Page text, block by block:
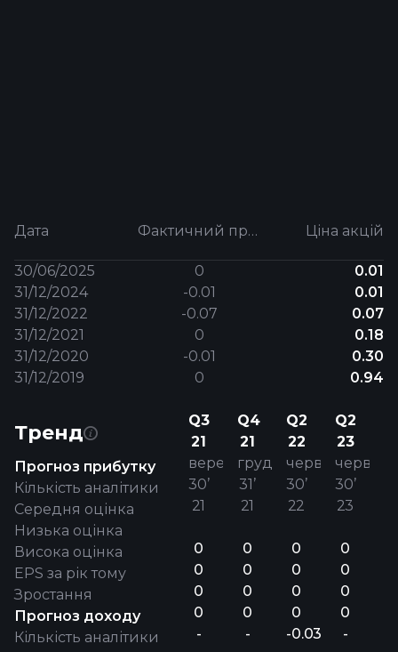
Дата Фактичний прибуток на акцію Ціна акцій
30/06/2025 0
0.01
31/12/2024
-0.01
0.01
31/12/2022
-0.07
0.07
31/12/2021
0
0.18
31/12/2020
-0.01
0.30
31/12/2019
0 0.94
Тренд
Прогноз прибутку
Кількість аналітики
Середня оцінка
Низька оцінка
Висока оцінка
EPS за рік тому
Зростання
Прогноз доходу
Кількість аналітики
Q3
21
верес.
30’
21
0
0
0
0
-
Q4
21
груд.
31’
21
0
0
0
0
-
Q2
22
черв.
30’
22
0
0
0
0
-0.03
Q2
23
черв.
30’
23
0
0
0
0
-